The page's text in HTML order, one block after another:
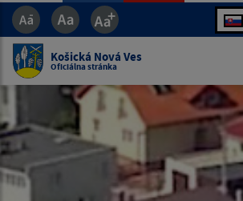
Jazyk
Košická Nová Ves
Oficiálna stránka